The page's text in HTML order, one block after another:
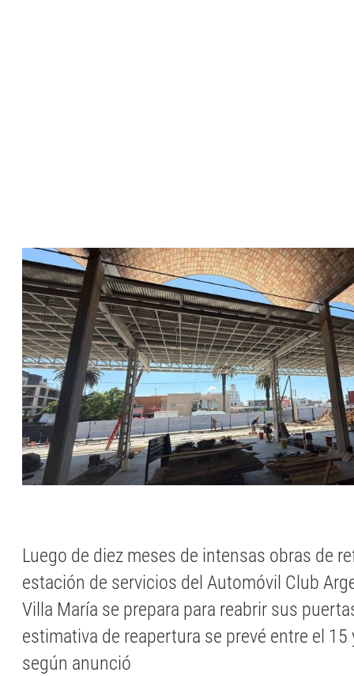
Luego de diez meses de intensas obras de
estación de servicios del Automóvil Club
Villa María se prepara para reabrir sus
estimativa de reapertura se prevé entre el 15
según anunció